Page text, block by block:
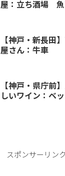
屋：立ち酒場 魚
【神戸・新長田
屋さん：牛車
【神戸・県庁前
しいワイン：ベ
スポンサーリンク